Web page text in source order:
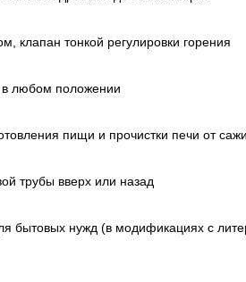
клапан тонкой регулировки горения
любом положении
пищи и прочистки печи от сажи
трубы вверх или назад
бытовых нужд (в модификациях с